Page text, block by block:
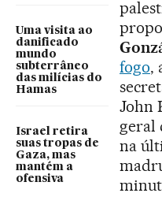
Uma visita ao
danificado
mundo
subterrâneo
das milícias do
Hamas
Israel retira
suas tropas de
Gaza, mas
mantém a
ofensiva
fogo,
John
geral
na